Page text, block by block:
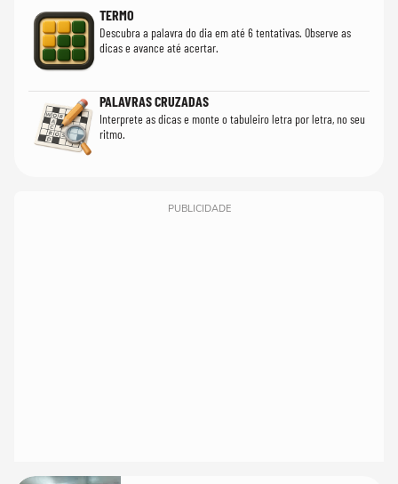
TERMO
Descubra a palavra do dia em até 6 tentativas. Observe as
dicas e avance até acertar.
PALAVRAS CRUZADAS
Interprete as dicas e monte o tabuleiro letra por letra, no seu
ritmo.
PUBLICIDADE